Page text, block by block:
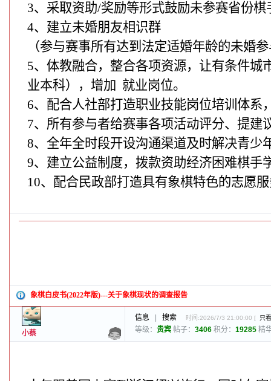
3、采取资助/奖励等形式鼓励未参赛省份
4、建立未婚朋友相识群
（参与赛事所有达到法定适婚年龄的未婚
5、体教融合，整合各项资源，让有条件
业本科），增加 就业岗位。
6、配合人社部打造职业技能岗位培训体系
7、所有参与者给赛事各项活动评分、提建
8、全年全时段开设沟通渠道及时解决青少
9、建立公益制度，拨款资助经济困难棋手
10、配合民政部打造具有象棋特色的志愿
象棋白皮书(2022年版)---关于象棋现状的调查报告
小蔡
信息 搜索 时间:2026/7/3 21:00:00 [ 只
等级： 贵宾 帖子： 3406 积分： 19285 精